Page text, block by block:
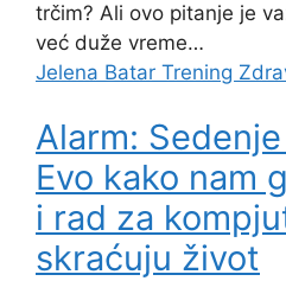
trčim? Ali ovo pitanje je
već duže vreme…
Jelena Batar Trening
Alarm:
Evo kako nam
i rad za
skraćuju život